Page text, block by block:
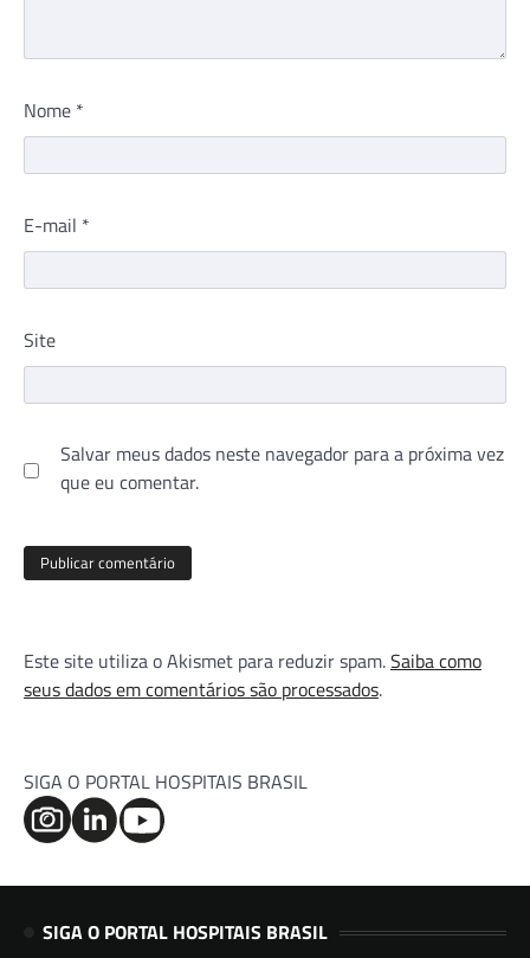
Nome *
E-mail *
Site
Salvar meus dados neste navegador para a próxima vez
que eu comentar.
Este site utiliza o Akismet para reduzir spam.Saiba como
seus dados em comentários são processados.
SIGA O PORTAL HOSPITAIS BRASIL
SIGA O PORTAL HOSPITAIS BRASIL